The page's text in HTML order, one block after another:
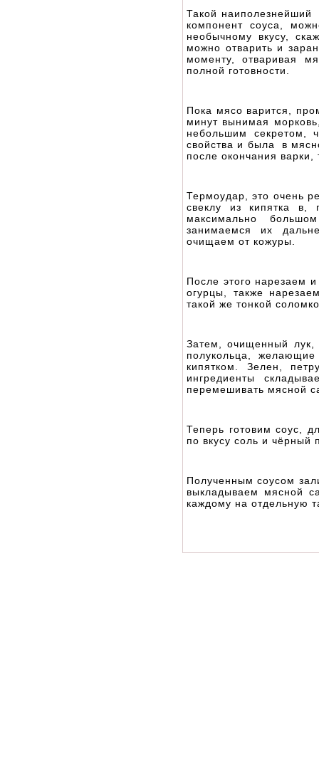
Такой наиполезнейший
компонент соуса,
необычному вкусу,
можно отварить и
моменту, отваривая
полной готовности.
Пока мясо варится,
минут вынимая
небольшим секретом,
свойства и была в
после окончания
Термоудар, это очень
свеклу из кипятка в,
максимально
занимаемся их
очищаем от кожуры.
После этого нарезаем
огурцы, также
такой же тонкой
Затем, очищенный
полукольца, желающие
кипятком. Зелен,
ингредиенты
перемешивать мясной
Теперь готовим соус,
по вкусу соль и
Полученным соусом
выкладываем мясной
каждому на отдельную